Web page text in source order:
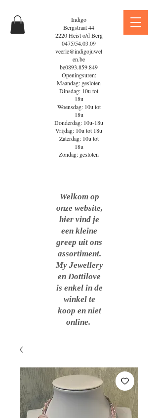
Indigo
Bergstraat 44
2220 Heist o/d Berg
0475/54.03.09
veerle@indigojuwel
en.be
be0893.859.849
Openingsuren:
Maandag: gesloten
Dinsdag: 10u tot
18u
Woensdag: 10u tot
18u
Donderdag: 10u-18u
Vrijdag: 10u tot 18u
Zaterdag: 10u tot
18u
Zondag: gesloten
Welkom op
onze website,
hier vind je
een kleine
greep uit ons
assortiment.
My Jewellery
en Dottilove
is enkel in de
winkel te
koop en niet
online.